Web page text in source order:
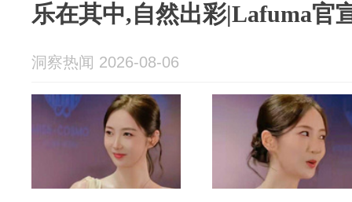
乐在其中,自然出彩|Lafuma官
洞察热闻 2026-08-06